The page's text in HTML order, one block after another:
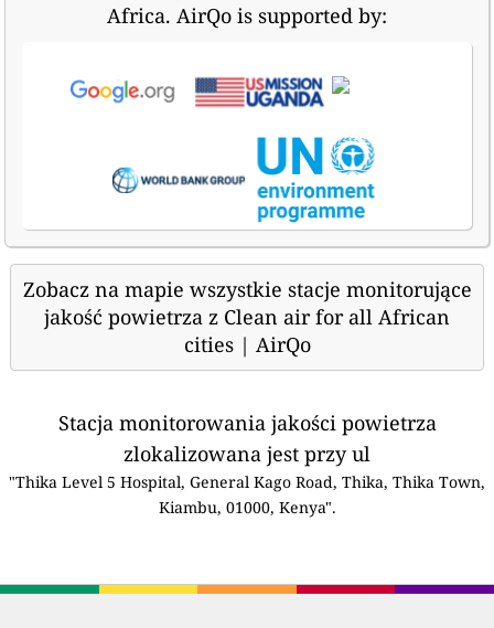
Africa. AirQo is supported by:
Zobacz na mapie wszystkie stacje monitorujące
jakość powietrza z Clean air for all African
cities | AirQo
Stacja monitorowania jakości powietrza
zlokalizowana jest przy ul
"Thika Level 5 Hospital, General Kago Road, Thika, Thika Town,
Kiambu, 01000, Kenya".